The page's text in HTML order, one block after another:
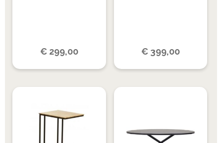
€ 299,00 € 399,00